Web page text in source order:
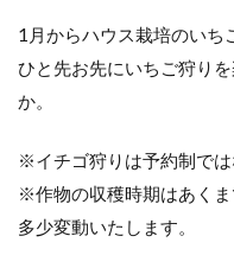
1月からハウス栽培のいち
ひと先お先にいちご狩り
か。
※イチゴ狩りは予約制では
※作物の収穫時期はあく
多少変動いたします。